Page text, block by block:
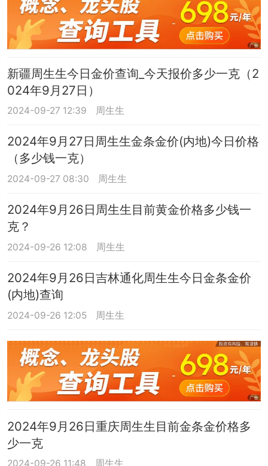
新疆周生生今日金价查询_今天报价多少一克（2
024年9月27日）
2024-09-27 12:39 周生生
2024年9月27日周生生金条金价(内地)今日价格
（多少钱一克）
2024-09-27 08:30 周生生
2024年9月26日周生生目前黄金价格多少钱一
克？
2024-09-26 12:08 周生生
2024年9月26日吉林通化周生生今日金条金价
(内地)查询
2024-09-26 12:05 周生生
2024年9月26日重庆周生生目前金条金价格多
少一克
2024-09-26 11:48 周生生